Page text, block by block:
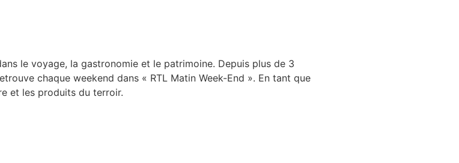
le voyage, la gastronomie et le patrimoine. Depuis plus de 3
chaque weekend dans « RTL Matin Week-End ». En tant que
et les produits du terroir.